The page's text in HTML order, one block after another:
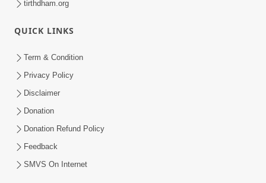
tirthdham.org
QUICK LINKS
Term & Condition
Privacy Policy
Disclaimer
Donation
Donation Refund Policy
Feedback
SMVS On Internet